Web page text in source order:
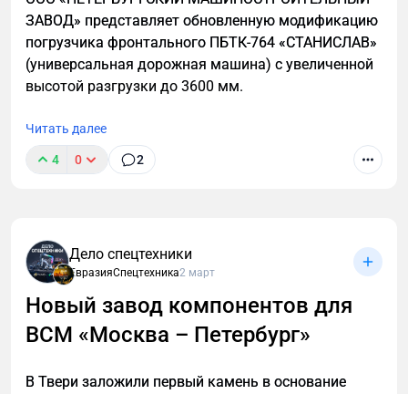
ЗАВОД» представляет обновленную модификацию
погрузчика фронтального ПБТК-764 «СТАНИСЛАВ»
(универсальная дорожная машина) с увеличенной
высотой разгрузки до 3600 мм.
Читать далее
4 0 2
Дело спецтехники
ЕвразияСпецтехника2 март
Новый завод компонентов для
ВСМ «Москва – Петербург»
В Твери заложили первый камень в основание